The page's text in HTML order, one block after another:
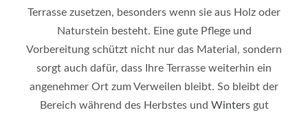
Terrasse zusetzen, besonders wenn sie aus Holz oder
Naturstein besteht. Eine gute Pflege und
Vorbereitung schützt nicht nur das Material, sondern
sorgt auch dafür, dass Ihre Terrasse weiterhin ein
angenehmer Ort zum Verweilen bleibt. So bleibt der
Bereich während des Herbstes und Winters gut